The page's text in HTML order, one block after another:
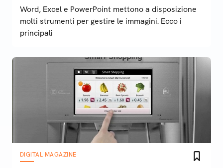
Word, Excel e PowerPoint mettono a disposizione
molti strumenti per gestire le immagini. Ecco i
principali
DIGITAL MAGAZINE